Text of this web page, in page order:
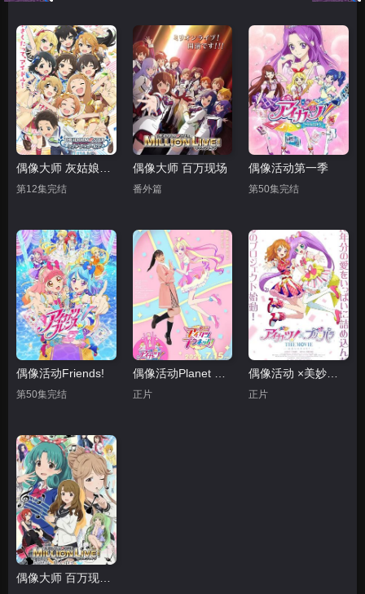
第12集完结
偶像大师 百万现场
番外篇
偶像活动第一季
第50集完结
偶像活动Friends!
第50集完结 正片 正片